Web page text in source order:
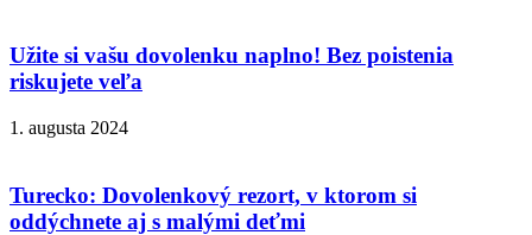
Užite si vašu dovolenku naplno! Bez poistenia
riskujete veľa
1. augusta 2024
Turecko: Dovolenkový rezort, v ktorom si
oddýchnete aj s malými deťmi